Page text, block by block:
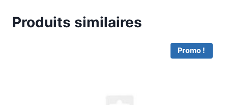
Produits similaires
Promo !